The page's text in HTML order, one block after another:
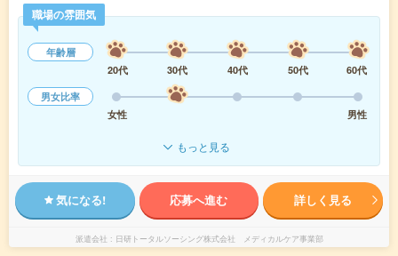
職場の雰囲気
年齢層
20代
30代 40代 50代
60代
男女比率
女性
男性
もっと見る
気になる! 応募へ進む 詳しく見る
派遣会社 日研トータルソーシング株式会社 メディカルケア事業部